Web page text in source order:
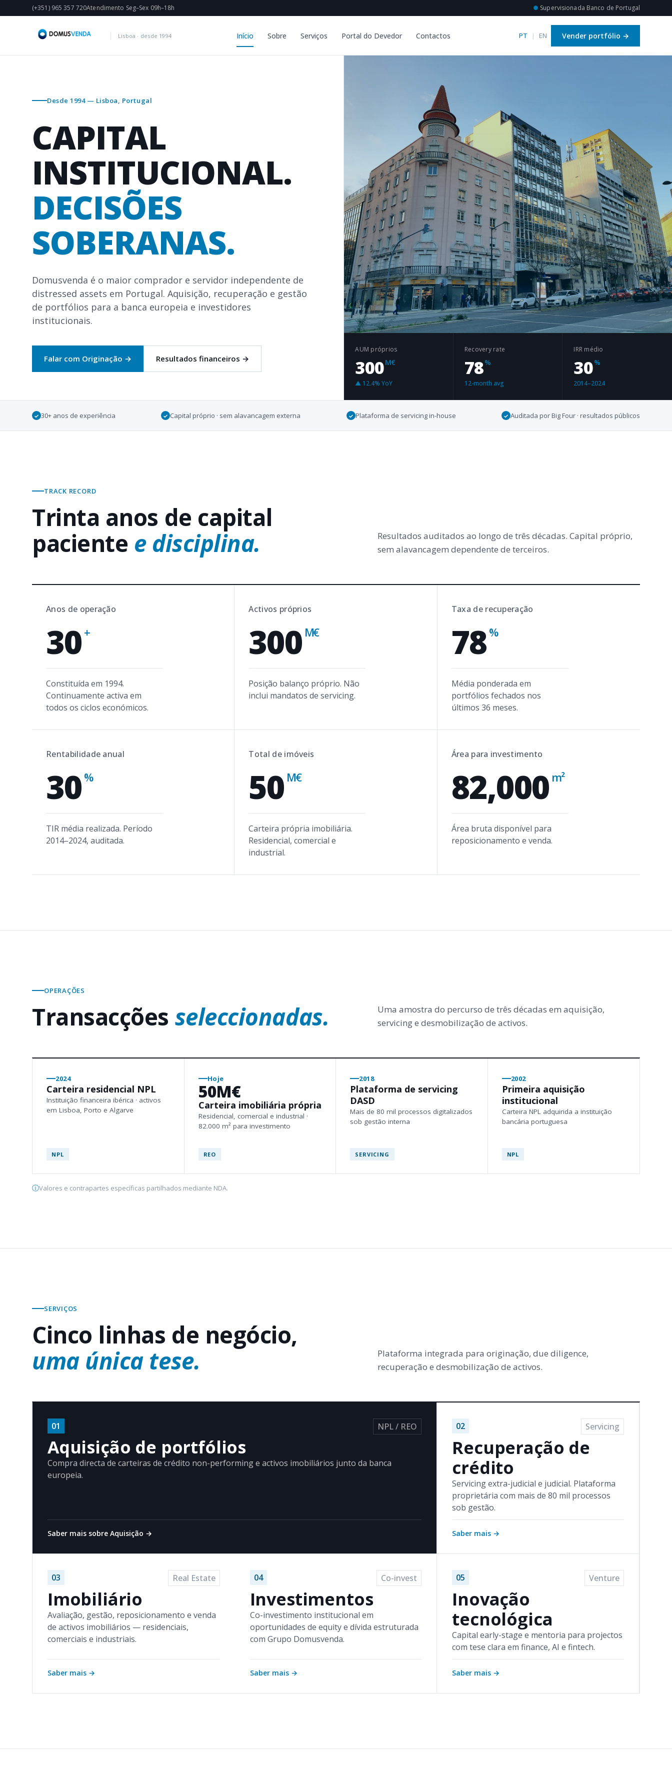
(+351) 965 357 720Atendimento Seg–Sex 09h–18h ● Supervisionada Banco de Portugal
Lisboa · desde 1994 Início Sobre Serviços Portal do Devedor Contactos PT | EN Vender portfólio →
Desde 1994 — Lisboa, Portugal
CAPITAL
INSTITUCIONAL.
DECISÕES
SOBERANAS.
Domusvenda é o maior comprador e servidor independente de
distressed assets em Portugal. Aquisição, recuperação e gestão
de portfólios para a banca europeia e investidores
institucionais.
Falar com Originação → Resultados financeiros →
AUM próprios
300M€
▲ 12.4% YoY
Recovery rate
78%
12-month avg
IRR médio
30%
2014–2024
✓ 30+ anos de experiência ✓ Capital próprio · sem alavancagem externa ✓ Plataforma de servicing in-house ✓ Auditada por Big Four · resultados públicos
TRACK RECORD
Trinta anos de capital
paciente e disciplina.
Resultados auditados ao longo de três décadas. Capital próprio,
sem alavancagem dependente de terceiros.
Anos de operação
30 +
Constituída em 1994.
Continuamente activa em
todos os ciclos económicos.
Activos próprios
300 M€
Posição balanço próprio. Não
inclui mandatos de servicing.
Taxa de recuperação
78 %
Média ponderada em
portfólios fechados nos
últimos 36 meses.
Rentabilidade anual
30 %
TIR média realizada. Período
2014–2024, auditada.
Total de imóveis
50 M€
Carteira própria imobiliária.
Residencial, comercial e
industrial.
Área para investimento
82,000 m²
Área bruta disponível para
reposicionamento e venda.
OPERAÇÕES
Transacções seleccionadas.
Uma amostra do percurso de três décadas em aquisição,
servicing e desmobilização de activos.
2024
Carteira residencial NPL
Instituição financeira ibérica · activos
em Lisboa, Porto e Algarve
NPL
Hoje
50M€
Carteira imobiliária própria
Residencial, comercial e industrial ·
82.000 m² para investimento
REO
2018
Plataforma de servicing
DASD
Mais de 80 mil processos digitalizados
sob gestão interna
SERVICING
2002
Primeira aquisição
institucional
Carteira NPL adquirida a instituição
bancária portuguesa
NPL
Valores e contrapartes específicas partilhados mediante NDA.
SERVIÇOS
Cinco linhas de negócio,
uma única tese.
Plataforma integrada para originação, due diligence,
recuperação e desmobilização de activos.
01 NPL / REO
Aquisição de portfólios
Compra directa de carteiras de crédito non-performing e activos imobiliários junto da banca
europeia.
Saber mais sobre Aquisição →
02 Servicing
Recuperação de
crédito
Servicing extra-judicial e judicial. Plataforma
proprietária com mais de 80 mil processos
sob gestão.
Saber mais →
03 Real Estate
Imobiliário
Avaliação, gestão, reposicionamento e venda
de activos imobiliários — residenciais,
comerciais e industriais.
Saber mais →
04 Co-invest
Investimentos
Co-investimento institucional em
oportunidades de equity e dívida estruturada
com Grupo Domusvenda.
Saber mais→
05 Venture
Inovação
tecnológica
Capital early-stage e mentoria para projectos
com tese clara em finance, AI e fintech.
Saber mais →